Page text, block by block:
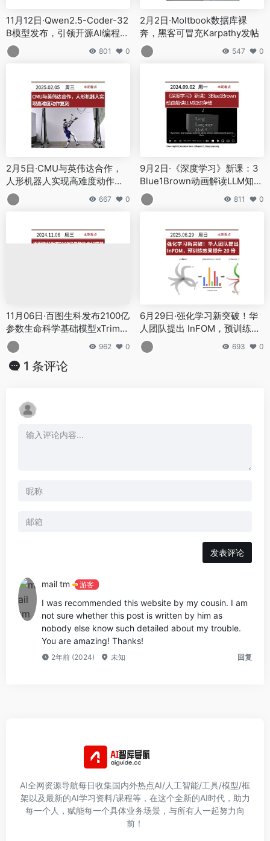
11月12日·Qwen2.5-Coder-32
B模型发布，引领开源AI编程新
纪元
801 0
2月2日·Moltbook数据库裸
奔，黑客可冒充Karpathy发帖
547 0
2月5日·CMU与英伟达合作，
人形机器人实现高难度动作复
刻
667 0
9月2日·《深度学习》新课：3
Blue1Brown动画解读LLM知识
存储
811 0
11月06日·百图生科发布2100亿
参数生命科学基础模型xTrimo
V3
962 0
6月29日·强化学习新突破！华
人团队提出 InFOM，预训练效
果提升 20 倍
693 0
1 条评论
发表评论
mail tm 游客
I was recommended this website by my cousin. I am
not sure whether this post is written by him as
nobody else know such detailed about my trouble.
You are amazing! Thanks!
2年前 (2024) 未知 回复
AI全网资源导航每日收集国内外热点AI/人工智能/工具/模型/框
架以及最新的AI学习资料/课程等，在这个全新的AI时代，助力
每一个人，赋能每一个具体业务场景，与所有人一起努力向
前！